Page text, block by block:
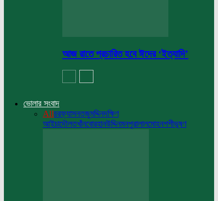
আজ রাতে প্রচারিত হবে ঈদের ‘ইত্যাদি’
ভোলার সংবাদ
Allচরফ্যাসনতজুমদ্দিনদক্ষিণ
আইচাদৌলতখাঁনবোরহানউদ্দিনমনপুরালালমোহনশশীভূষণ